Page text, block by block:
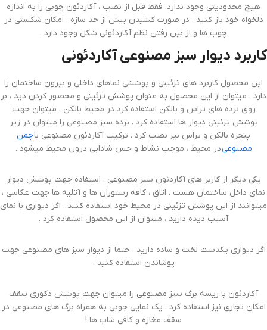
هیچ محدودیتی وجود ندارد. فقط قبل از نصب ، آکاردئون چوبی را به اندازه
دلخواه خود باز کنید . در صورت کشیدن بیش از حد سازه ، امکان شکستی در
چوب ها و از بین رفتن نظم آکاردئونی شکل وجود دارد .
کاربرد دیوار سبز مصنوعی آکاردئونی
این محصول کاربرد های تزئینی و پوششی نماهای داخلی و بیرون ساختمان را
دارد . میتوان از این محصول به عنوان پوشش تزئینی و محصور کردن دید ، بر
روی نرده های تراس و بالکن استفاده کرد. در محیط بالکن ، میتوان جهت
پوشش تزئینی دیوار ها استفاده کرد . نرده سبز مصنوعی را میتوان در زیر
پنجره بالکن و تراس نیز نصب کرد . ترکیب آکاردئون مصنوعی باچمن
مصنوعیدر محیط ، موجب نشاط و حس شادابی درون محیط میشود .
یکی دیگر از کاربر های آکاردئون سبز مصنوعی ، استفاده جهت پوشش دیوار
نمای داخل ساختمان هست . اتاق ، کافه رستوران ها و آتلیه ها جهت عکاسی ،
میتوانند از این پوشش تزئینی در محیط خود استفاده کنند . اگر دیواری با نمای
آسیب دیده دارید ، میتوان از این محصول استفاده کرد .
اگر دیواری یکدست لخت و ساده دارید ، حتما از دیوار سبز های مصنوعی جهت
پوشاندن استفاده کنید .
آکاردئون با ریسه برگ سبز مصنوعی را میتوان جهت پوشش دکوری سقف
امکان تجاری نیز استفاده کرد . یک نمایی چوبی به همراه برگ های مصنوعی در
سقف مغازه و کافی شاپ ها !